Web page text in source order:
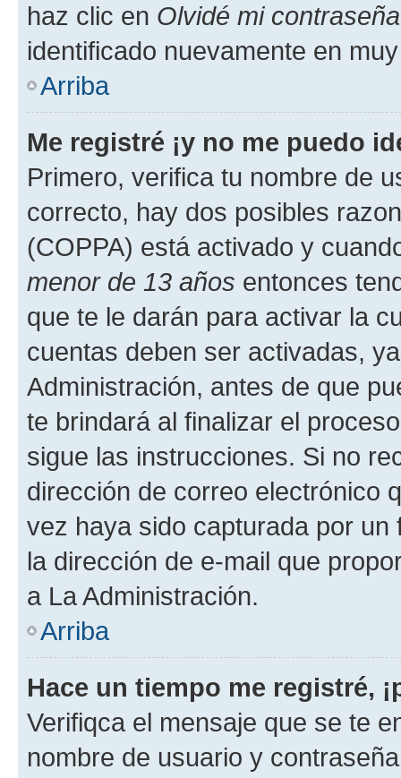
haz clic en Olvidé mi contraseña
identificado nuevamente en
Arriba
Me registré ¡y no me puedo
Primero, verifica tu nombre de
correcto, hay dos posibles
(COPPA) está activado y
menor de 13 años entonces
que te le darán para activar la
cuentas deben ser activadas,
Administración, antes de que
te brindará al finalizar el
sigue las instrucciones. Si no
dirección de correo electrónico
vez haya sido capturada por
la dirección de e-mail que
a La Administración.
Arriba
Hace un tiempo me registré,
Verifiqca el mensaje que se te
nombre de usuario y